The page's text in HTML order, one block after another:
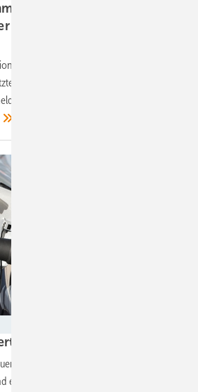
Kapital für die
Zertifizierung von PV-
Euro hat der schleswig-holsteinische
Zertifizierung von Solaranlagen
soll unter anderem die Lösung
Zertifizierungsprogramm wollen die
eine klare Unterscheidung zwischen